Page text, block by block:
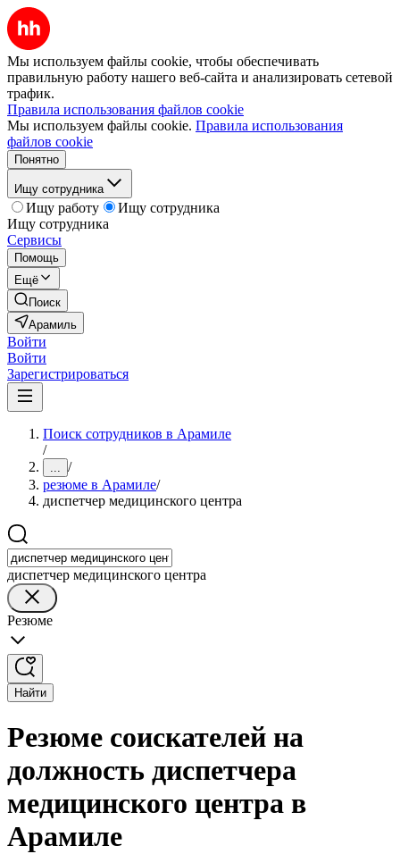
Мы используем файлы cookie, чтобы обеспечивать
правильную работу нашего веб-сайта и анализировать сетевой
трафик.
Правила использования файлов cookie
Мы используем файлы cookie. Правила использования
файлов cookie
Понятно
Ищу сотрудника
Ищу работу
Ищу сотрудника
Ищу сотрудника
Сервисы
Помощь
Ещё
Поиск
Арамиль
Войти
Войти
Зарегистрироваться
Поиск сотрудников в Арамиле
/
... /
резюме в Арамиле/
диспетчер медицинского центра
диспетчер медицинского центра
Резюме
Найти
Резюме соискателей на
должность диспетчера
медицинского центра в
Арамиле